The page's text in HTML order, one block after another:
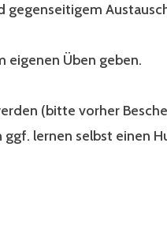
gegenseitigem
eigenen Üben geben.
(bitte vorher
lernen selbst einen